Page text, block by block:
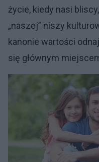
życie, kiedy nasi
„naszej” niszy
kanonie wartości
się głównym